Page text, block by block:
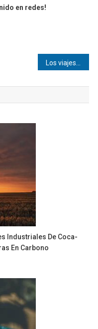
en redes!
Los viajes espaciales, como el Artemis II, tienen consecuencias: los astronautas pierden masa ósea y muscular
Industriales De Coca-
En Carbono